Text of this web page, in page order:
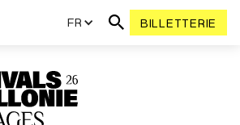
FR BILLETTERIE